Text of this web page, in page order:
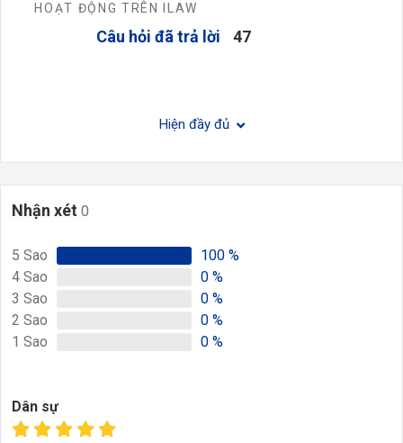
HOẠT ĐỘNG TRÊN ILAW
Câu hỏi đã trả lời 47
Hiện đầy đủ
Nhận xét 0
5 Sao 100 %
4 Sao 0 %
3 Sao 0 %
2 Sao 0 %
1 Sao 0 %
Dân sự